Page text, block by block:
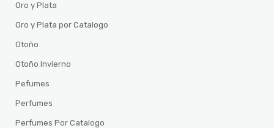
Oro y Plata
Oro y Plata por Catalogo
Otoño
Otoño Invierno
Pefumes
Perfumes
Perfumes Por Catalogo